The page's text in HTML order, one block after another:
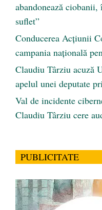
abandonează
suflet”
Conducerea Acțiunii
campania națională
Claudiu Târziu acuză
apelul unei deputate
Val de incidente
Claudiu Târziu cere
PUBLICITATE